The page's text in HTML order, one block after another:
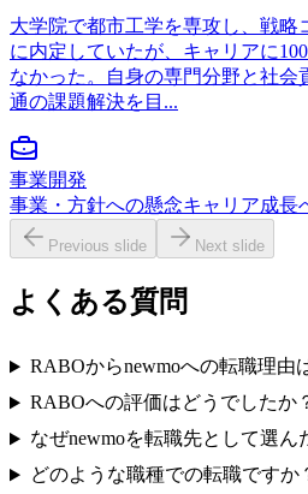
大学院で都市工学を専攻し、戦略
に内定していたが、キャリアに
なかった。自身の専門分野と社会
通の課題解決を目...
事業開発
事業・方針への懸念キャリア成長
Previous slide Next slide
よくある質問
RABOからnewmoへの転職理由
RABOへの評価はどうでしたか
なぜnewmoを転職先として選ん
どのような職種での転職ですか